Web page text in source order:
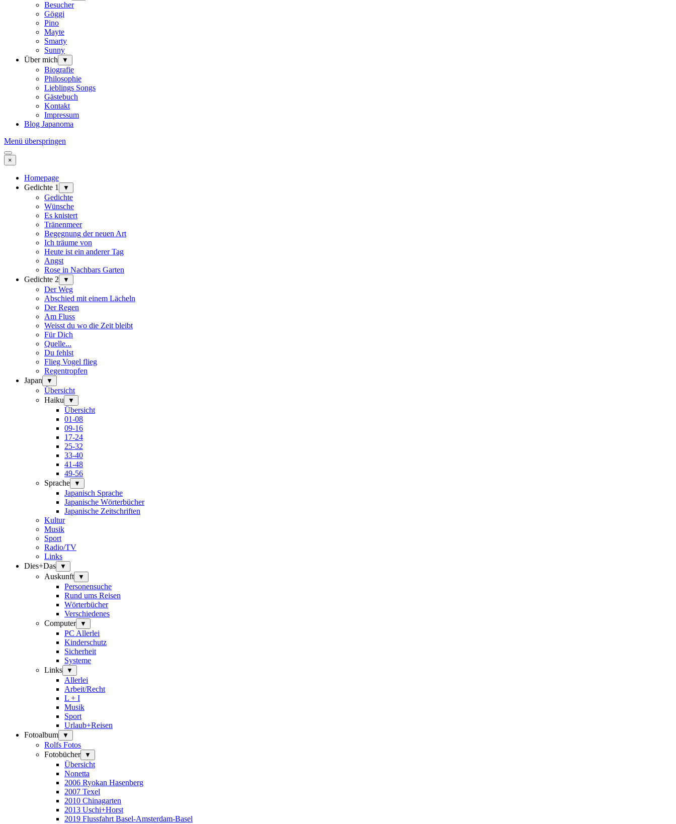
Besucher
Göggi
Pino
Mayte
Smarty
Sunny
Über mich
▼
Biografie
Philosophie
Lieblings Songs
Gästebuch
Kontakt
Impressum
Blog Japanoma
Menü überspringen
×
Homepage
Gedichte 1
▼
Gedichte
Wünsche
Es knistert
Tränenmeer
Begegnung der neuen Art
Ich träume von
Heute ist ein anderer Tag
Angst
Rose in Nachbars Garten
Gedichte 2
▼
Der Weg
Abschied mit einem Lächeln
Der Regen
Am Fluss
Weisst du wo die Zeit bleibt
Für Dich
Quelle...
Du fehlst
Flieg Vogel flieg
Regentropfen
Japan
▼
Übersicht
Haiku
▼
Übersicht
01-08
09-16
17-24
25-32
33-40
41-48
49-56
Sprache
▼
Japanisch Sprache
Japanische Wörterbücher
Japanische Zeitschriften
Kultur
Musik
Sport
Radio/TV
Links
Dies+Das
▼
Auskunft ▼
Personensuche
Rund ums Reisen
Wörterbücher
Verschiedenes
Computer
▼
PC Allerlei
Kinderschutz
Sicherheit
Systeme
Links
▼
Allerlei
Arbeit/Recht
L + I
Musik
Sport
Urlaub+Reisen
Fotoalbum
▼
Rolfs Fotos
Fotobücher
▼
Übersicht
Nonetta
2006 Ryokan Hasenberg
2007 Texel
2010 Chinagarten
2013 Uschi+Horst
2019 Flussfahrt Basel-Amsterdam-Basel